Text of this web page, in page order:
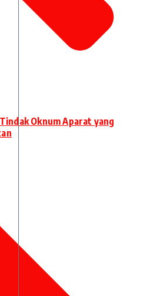
Oknum Aparat yang